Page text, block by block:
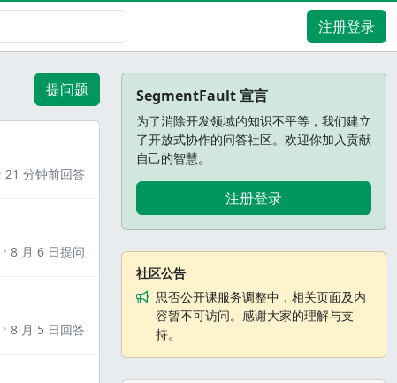
注册登录
提问题
21 分钟前回答
8 月 6 日提问
8 月 5 日回答
SegmentFault 宣言
为了消除开发领域的知识不平等，我们建立
了开放式协作的问答社区。欢迎你加入贡献
自己的智慧。
注册登录
社区公告
思否公开课服务调整中，相关页面及内
容暂不可访问。感谢大家的理解与支
持。